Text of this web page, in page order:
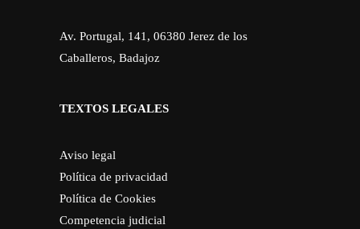
Av. Portugal, 141, 06380 Jerez de los
Caballeros, Badajoz
TEXTOS LEGALES
Aviso legal
Política de privacidad
Política de Cookies
Competencia judicial